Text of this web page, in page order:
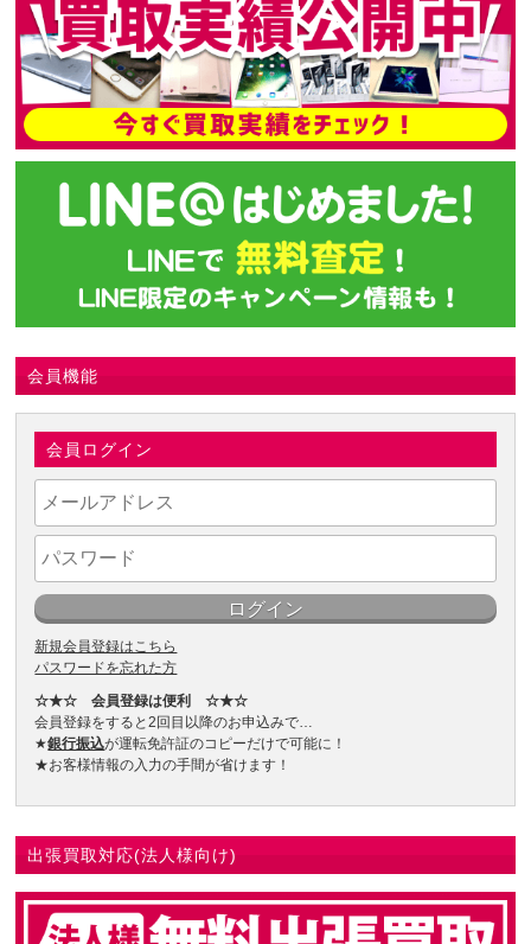
会員機能
会員ログイン
新規会員登録はこちら
パスワードを忘れた方
☆★☆ 会員登録は便利 ☆★☆
会員登録をすると2回目以降のお申込みで…
★銀行振込が運転免許証のコピーだけで可能に！
★お客様情報の入力の手間が省けます！
出張買取対応(法人様向け)